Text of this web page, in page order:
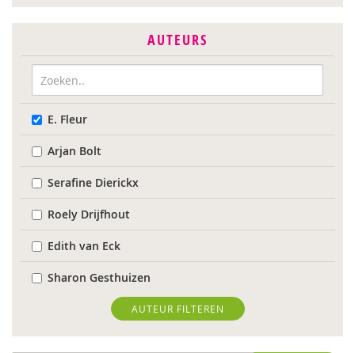
AUTEURS
E. Fleur
Arjan Bolt
Serafine Dierickx
Roely Drijfhout
Edith van Eck
Sharon Gesthuizen
Edith Geurts
Bidan Hu
AUTEUR FILTEREN